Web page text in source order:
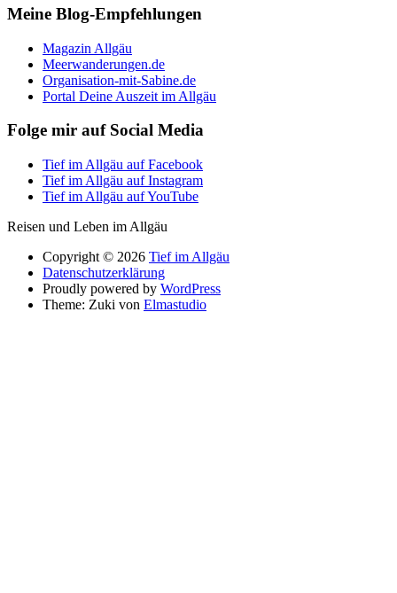
Meine Blog-Empfehlungen
Magazin Allgäu
Meerwanderungen.de
Organisation-mit-Sabine.de
Portal Deine Auszeit im Allgäu
Folge mir auf Social Media
Tief im Allgäu auf Facebook
Tief im Allgäu auf Instagram
Tief im Allgäu auf YouTube
Reisen und Leben im Allgäu
Copyright © 2026 Tief im Allgäu
Datenschutzerklärung
Proudly powered by WordPress
Theme: Zuki von Elmastudio